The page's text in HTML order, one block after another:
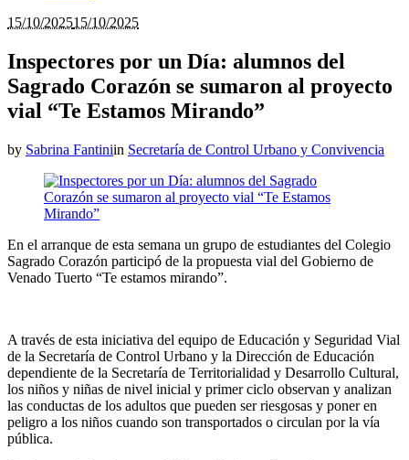
15/10/202515/10/2025
Inspectores por un Día: alumnos del
Sagrado Corazón se sumaron al proyecto
vial “Te Estamos Mirando”
by Sabrina Fantiniin Secretaría de Control Urbano y Convivencia
En el arranque de esta semana un grupo de estudiantes del Colegio
Sagrado Corazón participó de la propuesta vial del Gobierno de
Venado Tuerto “Te estamos mirando”.
A través de esta iniciativa del equipo de Educación y Seguridad Vial
de la Secretaría de Control Urbano y la Dirección de Educación
dependiente de la Secretaría de Territorialidad y Desarrollo Cultural,
los niños y niñas de nivel inicial y primer ciclo observan y analizan
las conductas de los adultos que pueden ser riesgosas y poner en
peligro a los niños cuando son transportados o circulan por la vía
pública.